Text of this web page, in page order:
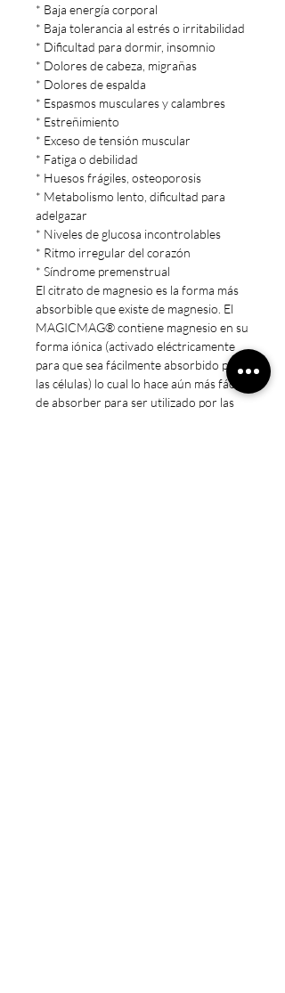
* Baja energía corporal
* Baja tolerancia al estrés o irritabilidad
* Dificultad para dormir, insomnio
* Dolores de cabeza, migrañas
* Dolores de espalda
* Espasmos musculares y calambres
* Estreñimiento
* Exceso de tensión muscular
* Fatiga o debilidad
* Huesos frágiles, osteoporosis
* Metabolismo lento, dificultad para
adelgazar
* Niveles de glucosa incontrolables
* Ritmo irregular del corazón
* Síndrome premenstrual
El citrato de magnesio es la forma más
absorbible que existe de magnesio. El
MAGICMAG® contiene magnesio en su
forma iónica (activado eléctricamente
para que sea fácilmente absorbido por
las células) lo cual lo hace aún más fácil
de absorber para ser utilizado por las